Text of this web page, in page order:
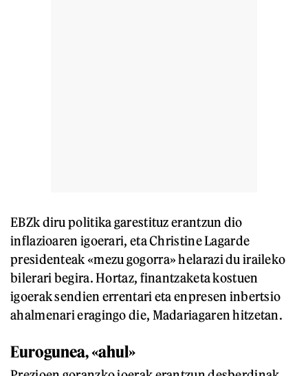
EBZk diru politika garestituz erantzun dio
inflazioaren igoerari, eta Christine Lagarde
presidenteak «mezu gogorra» helarazi du iraileko
bilerari begira. Hortaz, finantzaketa kostuen
igoerak sendien errentari eta enpresen inbertsio
ahalmenari eragingo die, Madariagaren hitzetan.
Eurogunea, «ahul»